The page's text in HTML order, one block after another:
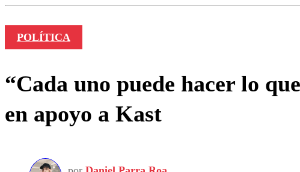
POLÍTICA
“Cada uno puede hacer lo
en apoyo a Kast